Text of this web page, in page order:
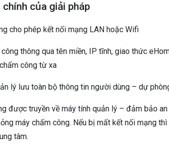
của giải pháp
cho phép kết nối mạng LAN hoặc Wifi
thông qua tên miền, IP tĩnh, giao thức
công từ xa
lý lưu toàn bộ thông tin người dùng – dự
được truyền về máy tính quản lý – đảm bảo
máy chấm công. Nếu bị mất kết nối mạng
tâm.